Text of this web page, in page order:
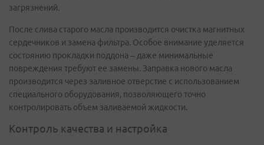
загрязнений.
После слива старого масла производится очистка магнитных
сердечников и замена фильтра. Особое внимание уделяется
состоянию прокладки поддона – даже минимальные
повреждения требуют ее замены. Заправка нового масла
производится через заливное отверстие с использованием
специального оборудования, позволяющего точно
контролировать объем заливаемой жидкости.
Контроль качества и настройка